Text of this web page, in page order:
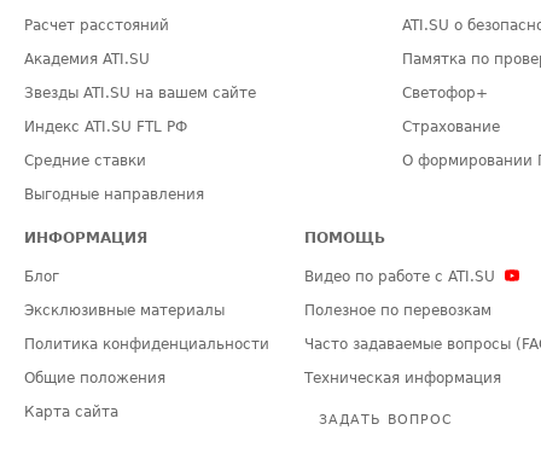
Расчет расстояний
Академия ATI.SU
Звезды ATI.SU на вашем сайте
Индекс ATI.SU FTL РФ
Средние ставки
Выгодные направления
ATI.SU о
Памятка по
Светофор+
Страхование
О формировании
ИНФОРМАЦИЯ
Блог
Эксклюзивные материалы
Политика конфиденциальности
Общие положения
Карта сайта
ПОМОЩЬ
Видео по работе с ATI.SU
Полезное по перевозкам
Часто задаваемые вопросы
Техническая информация
ЗАДАТЬ ВОПРОС